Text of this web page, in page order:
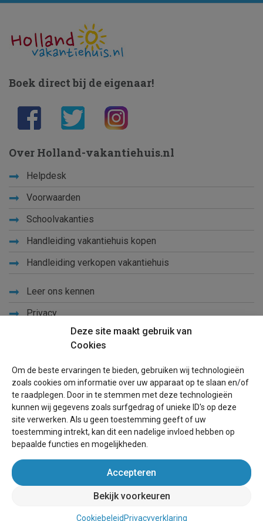
Deze site maakt gebruik van
Cookies
Om de beste ervaringen te bieden, gebruiken wij technologieën
zoals cookies om informatie over uw apparaat op te slaan en/of
te raadplegen. Door in te stemmen met deze technologieën
kunnen wij gegevens zoals surfgedrag of unieke ID's op deze
site verwerken. Als u geen toestemming geeft of uw
toestemming intrekt, kan dit een nadelige invloed hebben op
bepaalde functies en mogelijkheden.
Accepteren
Bekijk voorkeuren
Cookiebeleid Privacyverklaring
Boek direct bij de eigenaar!
Over Holland-vakantiehuis.nl
Helpdesk
Voorwaarden
Schoolvakanties
Handleiding vakantiehuis kopen
Handleiding verkopen vakantiehuis
Leer ons kennen
Privacy
Blog
Voor eigenaren
Een advertentie plaatsen
Succesvol verhuren vakantiewoning
wereldvakantiehuis.nl(vakantiehuizen wereldwijd)